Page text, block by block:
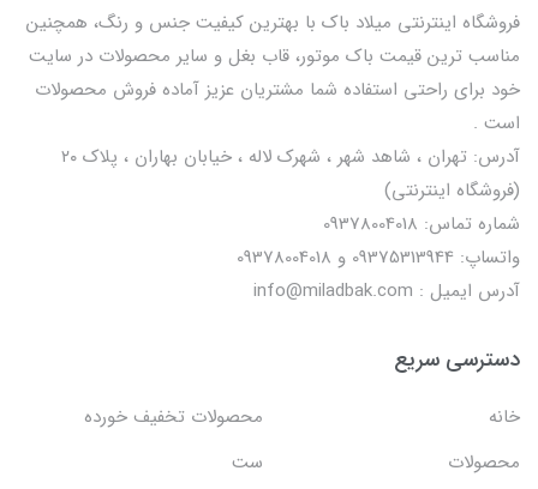
فروشگاه اینترنتی میلاد باک با بهترین کیفیت جنس و رنگ، همچنین
مناسب ترین قیمت باک موتور، قاب بغل و سایر محصولات در سایت
خود برای راحتی استفاده شما مشتریان عزیز آماده فروش محصولات
است .
آدرس: تهران ، شاهد شهر ، شهرک لاله ، خیابان بهاران ، پلاک ۲۰
(فروشگاه اینترنتی)
شماره تماس: 09378004018
واتساپ: 09375313944 و 09378004018
آدرس ایمیل : info@miladbak.com
دسترسی سریع
خانه
محصولات تخفیف خورده
محصولات
ست